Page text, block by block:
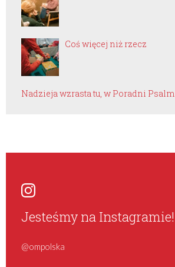
Coś więcej niż rzecz
Nadzieja wzrasta tu, w Poradni Psalm
Jesteśmy na Instagramie!
@ompolska